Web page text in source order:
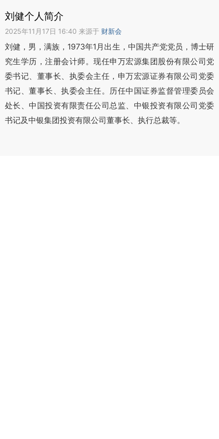
刘健个人简介
2025年11月17日 16:40 来源于 财新会
刘健，男，满族，1973年1月出生，中国共产党党员，博士研
究生学历，注册会计师。现任申万宏源集团股份有限公司党
委书记、董事长、执委会主任，申万宏源证券有限公司党委
书记、董事长、执委会主任。历任中国证券监督管理委员会
处长、中国投资有限责任公司总监、中银投资有限公司党委
书记及中银集团投资有限公司董事长、执行总裁等。